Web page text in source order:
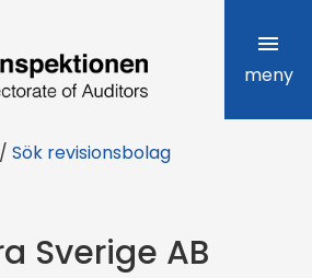
meny
/ Sök revisionsbolag
Sverige AB